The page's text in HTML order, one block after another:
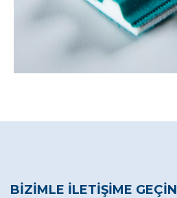
BİZİMLE İLETİŞİME GEÇİN